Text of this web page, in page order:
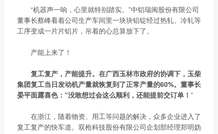
“机器声一响，心里就特别踏实。”中铝瑞闽股份有限公司
董事长蔡峰看着公司生产车间里一块块铝锭经过热轧、冷轧等
工序变成一片片铝片，吊着的心总算放下了。
产能上来了！
复工复产，产能提升。在广西玉林市政府的协调下，玉柴
集团复工当日发动机产量就恢复到了正常产量的60%。董事长
晏平面露喜色：“没敢想过会这么顺利，还能提前交订单！ ”
在浙江，随着物资、用工等问题的解决，众多企业进入了
复工复产的快车道。双枪科技股份有限公司企划部经理郑明妫